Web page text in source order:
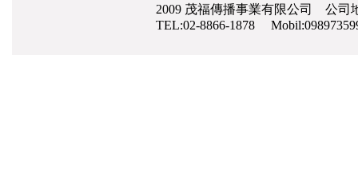
2009 茂福傳播事業有限公司 公司
TEL:02-8866-1878